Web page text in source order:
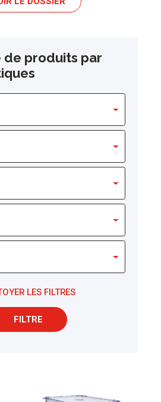
de produits par
LES FILTRES
FILTRE